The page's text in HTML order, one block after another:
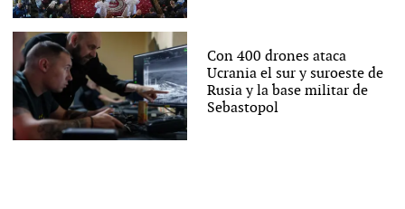
Con 400 drones ataca
Ucrania el sur y suroeste de
Rusia y la base militar de
Sebastopol